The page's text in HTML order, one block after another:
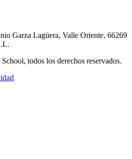
Garza Lagüera, Valle Oriente, 66269
todos los derechos reservados.